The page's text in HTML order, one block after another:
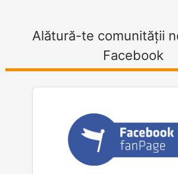
Alătură-te comunității
Facebook